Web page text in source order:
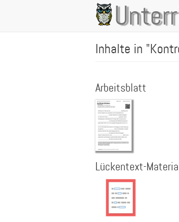
Main
navigation
Inhalte in
Arbeitsblatt
Lückentext-